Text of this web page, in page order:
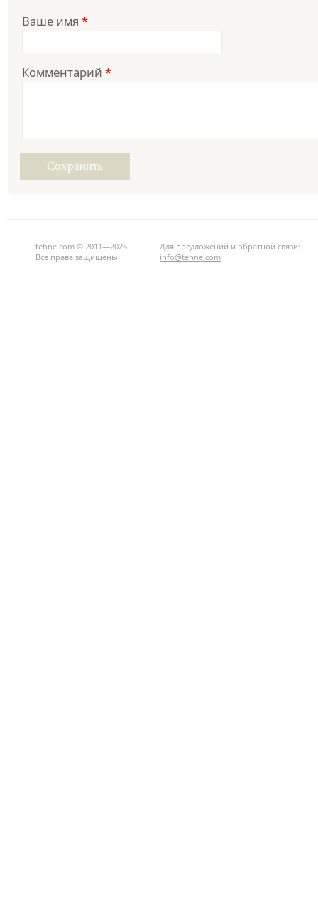
Ваше имя *
Комментарий *
tehne.com © 2011—2026
Все права защищены.
Для предложений и обратной связи:
info@tehne.com